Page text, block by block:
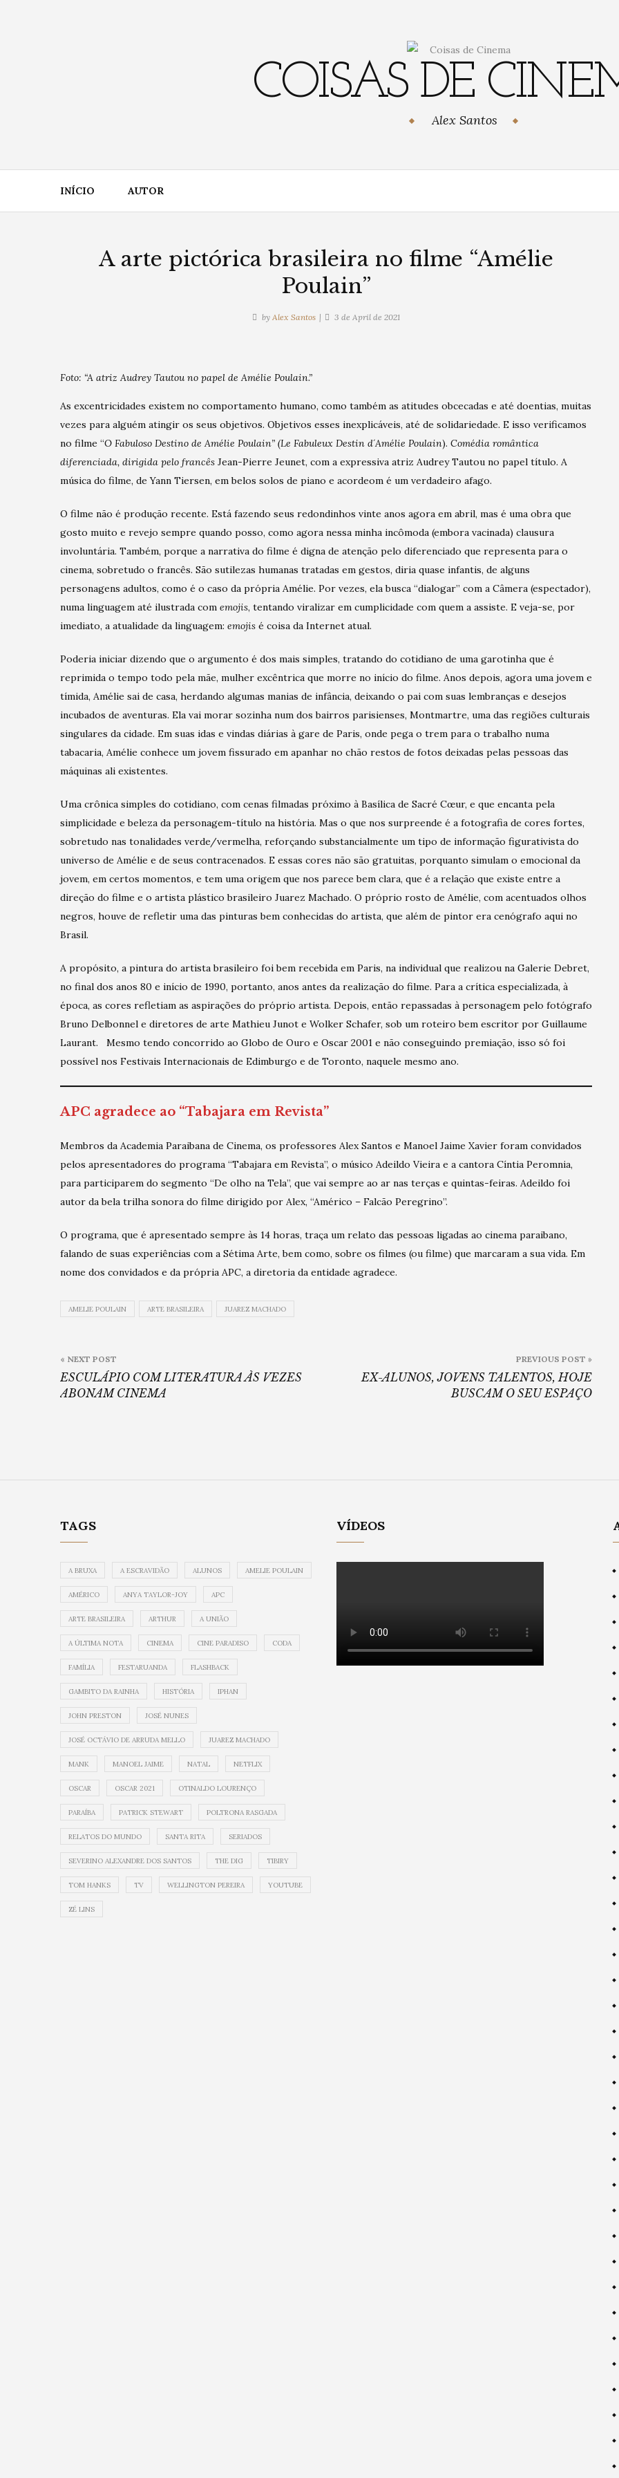
COISAS DE
Alex Santos
INÍCIO AUTOR
A arte pictórica brasileira no filme “Amélie
Poulain”
by Alex Santos 3 de April de 2021
Foto: “A atriz Audrey Tautou no papel de Amélie Poulain.”
As excentricidades existem no comportamento humano, como também as atitudes obcecadas e até doentias, muitas
vezes para alguém atingir os seus objetivos. Objetivos esses inexplicáveis, até de solidariedade. E isso verificamos
no filme “O Fabuloso Destino de Amélie Poulain” (Le Fabuleux Destin d´Amélie Poulain). Comédia romântica
diferenciada, dirigida pelo francês Jean-Pierre Jeunet, com a expressiva atriz Audrey Tautou no papel título. A
música do filme, de Yann Tiersen, em belos solos de piano e acordeom é um verdadeiro afago.
O filme não é produção recente. Está fazendo seus redondinhos vinte anos agora em abril, mas é uma obra que
gosto muito e revejo sempre quando posso, como agora nessa minha incômoda (embora vacinada) clausura
involuntária. Também, porque a narrativa do filme é digna de atenção pelo diferenciado que representa para o
cinema, sobretudo o francês. São sutilezas humanas tratadas em gestos, diria quase infantis, de alguns
personagens adultos, como é o caso da própria Amélie. Por vezes, ela busca “dialogar” com a Câmera (espectador),
numa linguagem até ilustrada com emojis, tentando viralizar em cumplicidade com quem a assiste. E veja-se, por
imediato, a atualidade da linguagem: emojis é coisa da Internet atual.
Poderia iniciar dizendo que o argumento é dos mais simples, tratando do cotidiano de uma garotinha que é
reprimida o tempo todo pela mãe, mulher excêntrica que morre no início do filme. Anos depois, agora uma jovem e
tímida, Amélie sai de casa, herdando algumas manias de infância, deixando o pai com suas lembranças e desejos
incubados de aventuras. Ela vai morar sozinha num dos bairros parisienses, Montmartre, uma das regiões culturais
singulares da cidade. Em suas idas e vindas diárias à gare de Paris, onde pega o trem para o trabalho numa
tabacaria, Amélie conhece um jovem fissurado em apanhar no chão restos de fotos deixadas pelas pessoas das
máquinas ali existentes.
Uma crônica simples do cotidiano, com cenas filmadas próximo à Basílica de Sacré Cœur, e que encanta pela
simplicidade e beleza da personagem-título na história. Mas o que nos surpreende é a fotografia de cores fortes,
sobretudo nas tonalidades verde/vermelha, reforçando substancialmente um tipo de informação figurativista do
universo de Amélie e de seus contracenados. E essas cores não são gratuitas, porquanto simulam o emocional da
jovem, em certos momentos, e tem uma origem que nos parece bem clara, que é a relação que existe entre a
direção do filme e o artista plástico brasileiro Juarez Machado. O próprio rosto de Amélie, com acentuados olhos
negros, houve de refletir uma das pinturas bem conhecidas do artista, que além de pintor era cenógrafo aqui no
Brasil.
A propósito, a pintura do artista brasileiro foi bem recebida em Paris, na individual que realizou na Galerie Debret,
no final dos anos 80 e início de 1990, portanto, anos antes da realização do filme. Para a crítica especializada, à
época, as cores refletiam as aspirações do próprio artista. Depois, então repassadas à personagem pelo fotógrafo
Bruno Delbonnel e diretores de arte Mathieu Junot e Wolker Schafer, sob um roteiro bem escritor por Guillaume
Laurant. Mesmo tendo concorrido ao Globo de Ouro e Oscar 2001 e não conseguindo premiação, isso só foi
possível nos Festivais Internacionais de Edimburgo e de Toronto, naquele mesmo ano.
APC agradece ao “Tabajara em Revista”
Membros da Academia Paraibana de Cinema, os professores Alex Santos e Manoel Jaime Xavier foram convidados
pelos apresentadores do programa “Tabajara em Revista”, o músico Adeildo Vieira e a cantora Cíntia Peromnia,
para participarem do segmento “De olho na Tela”, que vai sempre ao ar nas terças e quintas-feiras. Adeildo foi
autor da bela trilha sonora do filme dirigido por Alex, “Américo – Falcão Peregrino”.
O programa, que é apresentado sempre às 14 horas, traça um relato das pessoas ligadas ao cinema paraibano,
falando de suas experiências com a Sétima Arte, bem como, sobre os filmes (ou filme) que marcaram a sua vida. Em
nome dos convidados e da própria APC, a diretoria da entidade agradece.
AMELIE POULAIN ARTE BRASILEIRA JUAREZ MACHADO
navigation
PREVIOUS POST »
EX-ALUNOS, JOVENS TALENTOS, HOJE
BUSCAM O SEU ESPAÇO
« NEXT POST
ESCULÁPIO COM LITERATURA ÀS VEZES
ABONAM CINEMA
TAGS
A BRUXA A ESCRAVIDÃO ALUNOS AMELIE POULAIN
AMÉRICO ANYA TAYLOR-JOY APC
ARTE BRASILEIRA ARTHUR A UNIÃO
A ÚLTIMA NOTA CINEMA CINE PARADISO CODA
FAMÍLIA FESTARUANDA FLASHBACK
GAMBITO DA RAINHA HISTÓRIA IPHAN
JOHN PRESTON JOSÉ NUNES
JOSÉ OCTÁVIO DE ARRUDA MELLO JUAREZ MACHADO
MANK MANOEL JAIME NATAL NETFLIX
OSCAR OSCAR 2021 OTINALDO LOURENÇO
PARAÍBA PATRICK STEWART POLTRONA RASGADA
RELATOS DO MUNDO SANTA RITA SERIADOS
SEVERINO ALEXANDRE DOS SANTOS THE DIG TIBIRY
TOM HANKS TV WELLINGTON PEREIRA YOUTUBE
ZÉ LINS
VÍDEOS